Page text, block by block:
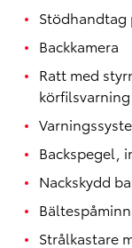
Stödhandtag
Backkamera
Ratt med
Backspegel,
Nackskydd
Strålkastare